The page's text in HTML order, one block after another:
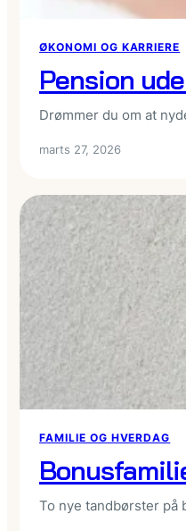
ØKONOMI OG KARRIERE
Pension
Drømmer du om at
marts 27, 2026
FAMILIE OG HVERDAG
To nye tandbørster på